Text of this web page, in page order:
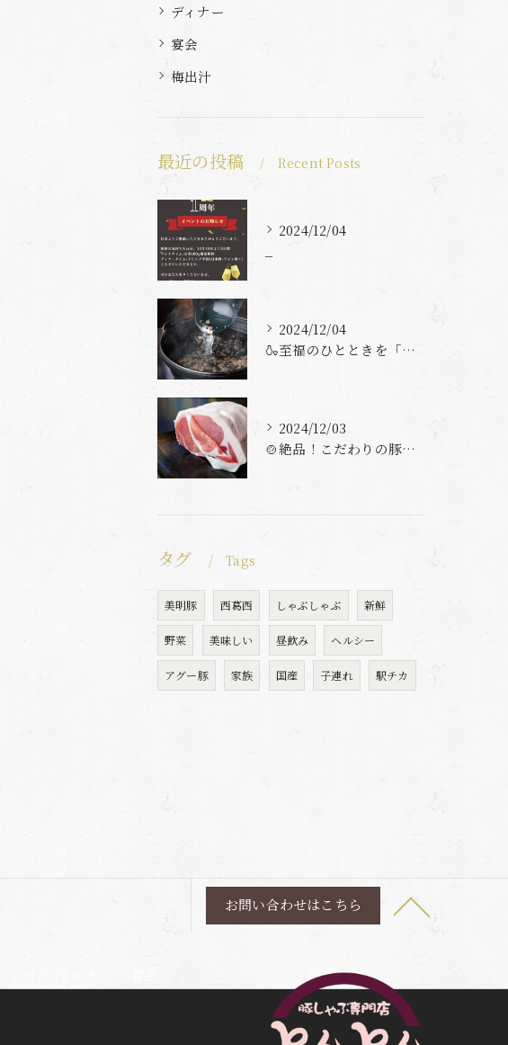
ディナー
宴会
梅出汁
最近の投稿 Recent Posts
2024/12/04
2024/12/04
🍶至福のひとときを「とんとん」で過ごしませんか？🍶
2024/12/03
🍲絶品！こだわりの豚しゃぶをとんとんで堪能しよう🍲
タグ Tags
美明豚 西葛西 しゃぶしゃぶ 新鮮
野菜 美味しい 昼飲み ヘルシー
アグー豚 家族 国産 子連れ 駅チカ
お問い合わせはこちら